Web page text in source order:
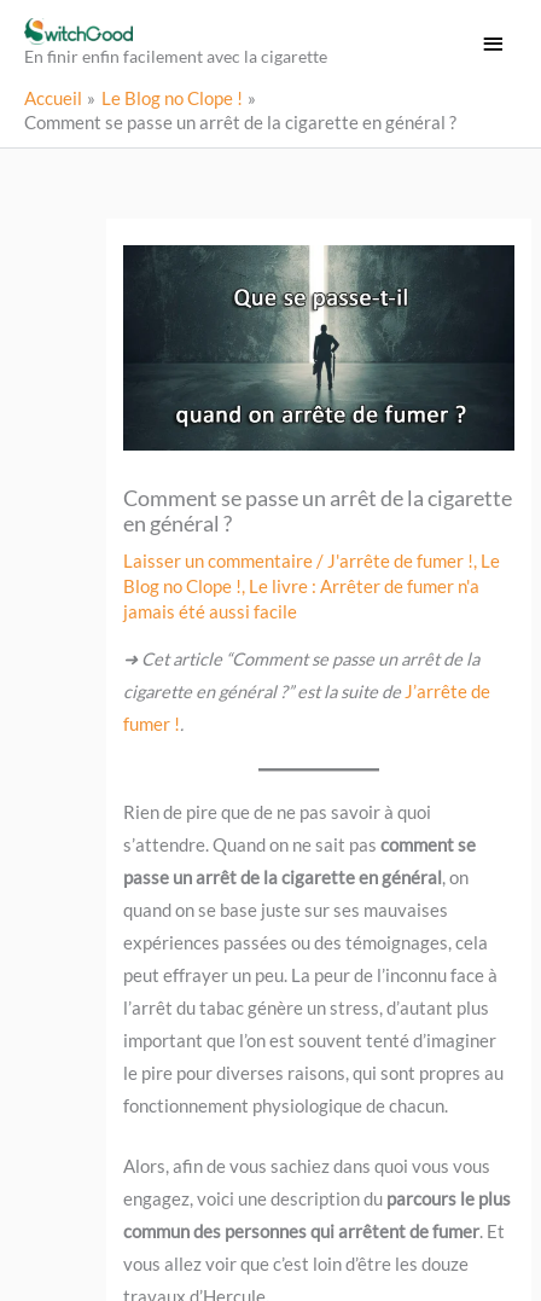
Aller
En finir enfin facilement avec la cigarette
Accueil
Le Blog no Clope !
Comment se passe un arrêt de la cigarette en général ?
Comment se passe un arrêt de la cigarette
en général ?
Laisser un commentaire / J'arrête de fumer !, Le
Blog no Clope !, Le livre : Arrêter de fumer n'a
jamais été aussi facile
➜ Cet article “Comment se passe un arrêt de la
cigarette en général ?” est la suite de J’arrête de
fumer !.
Rien de pire que de ne pas savoir à quoi
s’attendre. Quand on ne sait pascomment se
passe un arrêt de la cigarette en général, on
quand on se base juste sur ses mauvaises
expériences passées ou des témoignages, cela
peut effrayer un peu. La peur de l’inconnu face à
l’arrêt du tabac génère un stress, d’autant plus
important que l’on est souvent tenté d’imaginer
le pire pour diverses raisons, qui sont propres au
fonctionnement physiologique de chacun.
Alors, afin de vous sachiez dans quoi vous vous
engagez, voici une description du parcours le plus
commun des personnes qui arrêtent de fumer. Et
vous allez voir que c’est loin d’être les douze